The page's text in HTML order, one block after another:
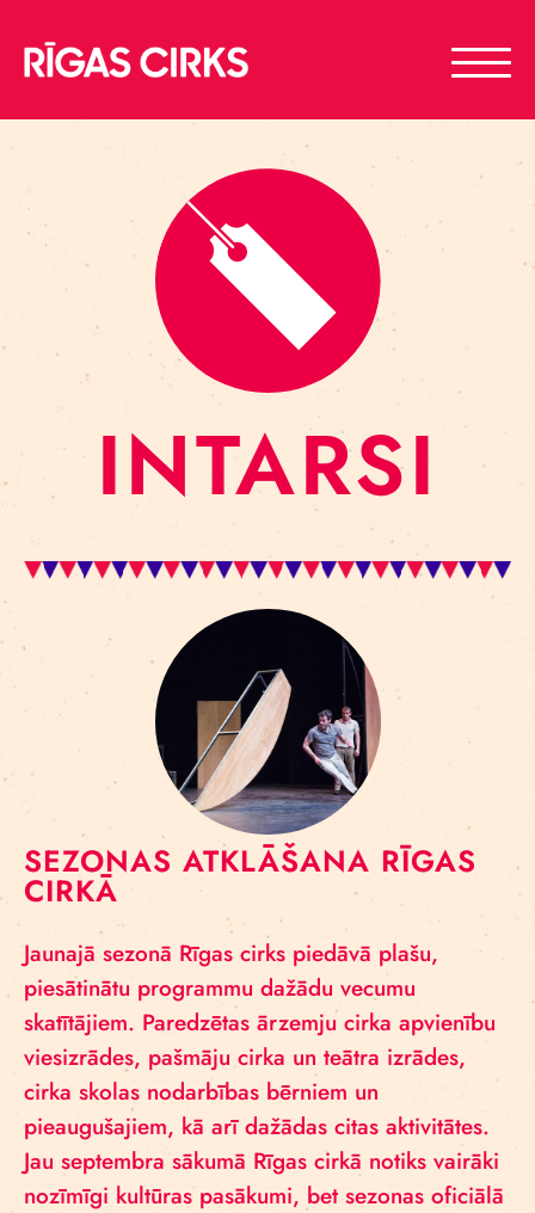
INTARSI
SEZONAS ATKLĀŠANA RĪGAS
CIRKĀ
Jaunajā sezonā Rīgas cirks piedāvā plašu,
piesātinātu programmu dažādu vecumu
skatītājiem. Paredzētas ārzemju cirka apvienību
viesizrādes, pašmāju cirka un teātra izrādes,
cirka skolas nodarbības bērniem un
pieaugušajiem, kā arī dažādas citas aktivitātes.
Jau septembra sākumā Rīgas cirkā notiks vairāki
nozīmīgi kultūras pasākumi, bet sezonas oficiālā